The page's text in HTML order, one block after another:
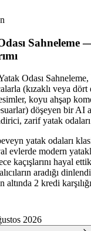
Sahneleme
Odası Sahneleme,
(kızaklı veya
koyu ahşap
döşeyen bir AI
zarif yatak odaları
yatak odaları
modern
kaçışlarını hayal
aradığı
altında 2 kredi
2026